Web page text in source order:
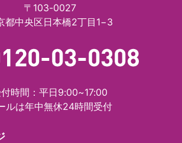
〒103-0027
都中央区日本橋2丁目1−3
時間：平日9:00~17:00
ルは年中無休24時間受付